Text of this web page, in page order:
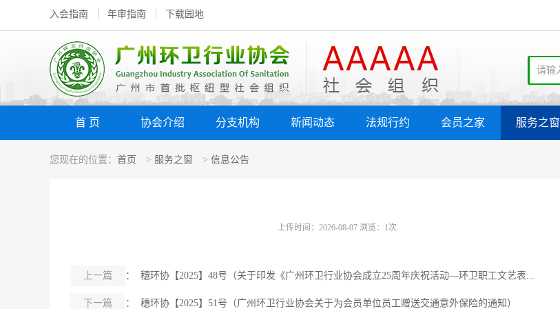
入会指南 年审指南 下载园地
首 页 协会介绍 分支机构 新闻动态 法规行约 会员之家 服务之窗
您现在的位置： 首页 > 服务之窗 > 信息公告
上传时间：2026-08-07 浏览：1次
上一篇 ： 穗环协【2025】48号（关于印发《广州环卫行业协会成立25周年庆祝活动—环卫职工文艺表...
下一篇 ： 穗环协【2025】51号（广州环卫行业协会关于为会员单位员工赠送交通意外保险的通知）